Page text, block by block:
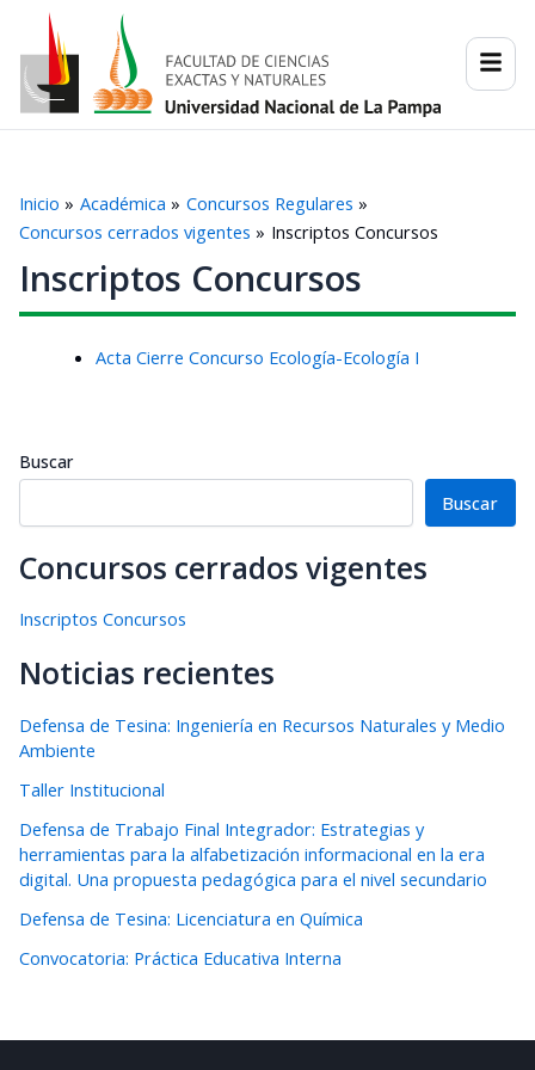
contenido
Inicio Académica
Concursos Regulares
Concursos cerrados vigentes
Inscriptos Concursos
Inscriptos Concursos
Acta Cierre Concurso Ecología-Ecología I
Buscar
Buscar
Concursos cerrados vigentes
Inscriptos Concursos
Noticias recientes
Defensa de Tesina: Ingeniería en Recursos Naturales y Medio
Ambiente
Taller Institucional
Defensa de Trabajo Final Integrador: Estrategias y
herramientas para la alfabetización informacional en la era
digital. Una propuesta pedagógica para el nivel secundario
Defensa de Tesina: Licenciatura en Química
Convocatoria: Práctica Educativa Interna